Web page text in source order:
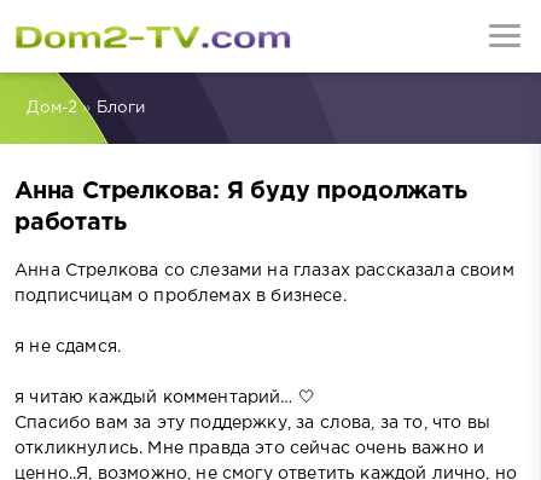
Дом-2» Блоги
Анна Стрелкова: Я буду продолжать
работать
Анна Стрелкова со слезами на глазах рассказала своим
подписчицам о проблемах в бизнесе.
я не сдамся.
я читаю каждый комментарий… 🤍
Спасибо вам за эту поддержку, за слова, за то, что вы
откликнулись. Мне правда это сейчас очень важно и
ценно..Я, возможно, не смогу ответить каждой лично, но